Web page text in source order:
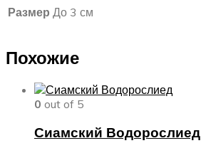
Размер До 3 см
Похожие
0 out of 5
Сиамский Водорослиед